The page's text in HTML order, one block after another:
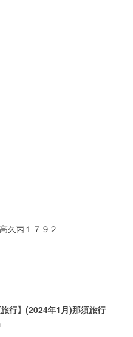
久丙１７９２
旅行】(2024年1月)那須旅行
1